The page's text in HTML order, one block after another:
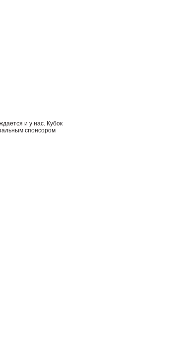
и у нас. Кубок
спонсором